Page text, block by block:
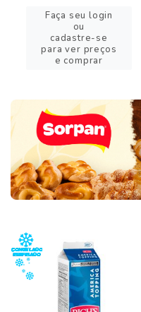
Faça seu login
ou
cadastre-se
para ver preços
e comprar